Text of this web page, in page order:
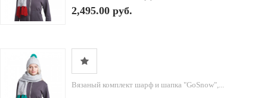
2,495.00 руб.
Вязаный комплект шарф и шапка "GoSnow",...